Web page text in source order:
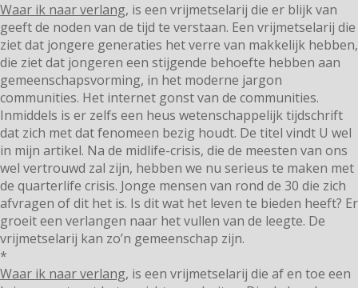
Waar ik naar verlang, is een vrijmetselarij die er blijk van
geeft de noden van de tijd te verstaan. Een vrijmetselarij die
ziet dat jongere generaties het verre van makkelijk hebben,
die ziet dat jongeren een stijgende behoefte hebben aan
gemeenschapsvorming, in het moderne jargon
communities. Het internet gonst van de communities.
Inmiddels is er zelfs een heus wetenschappelijk tijdschrift
dat zich met dat fenomeen bezig houdt. De titel vindt U wel
in mijn artikel. Na de midlife-crisis, die de meesten van ons
wel vertrouwd zal zijn, hebben we nu serieus te maken met
de quarterlife crisis. Jonge mensen van rond de 30 die zich
afvragen of dit het is. Is dit wat het leven te bieden heeft? Er
groeit een verlangen naar het vullen van de leegte. De
vrijmetselarij kan zo’n gemeenschap zijn.
*
Waar ik naar verlang, is een vrijmetselarij die af en toe een